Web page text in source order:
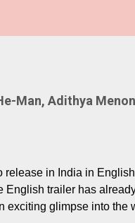
Man, Adithya
release in India in
English trailer has
exciting glimpse into the